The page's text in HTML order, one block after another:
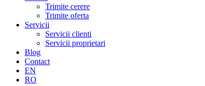
Trimite cerere
Trimite oferta
Servicii
Servicii clienti
Servicii proprietari
Blog
Contact
EN
RO